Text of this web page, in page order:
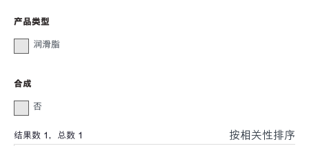
产品类型
润滑脂
合成
否
结果数 1 ，总数 1 按相关性排序